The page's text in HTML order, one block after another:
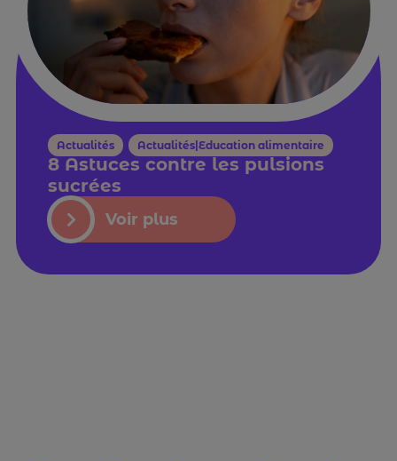
Actualités Actualités|Education alimentaire
8 Astuces contre les pulsions
sucrées
Voir plus